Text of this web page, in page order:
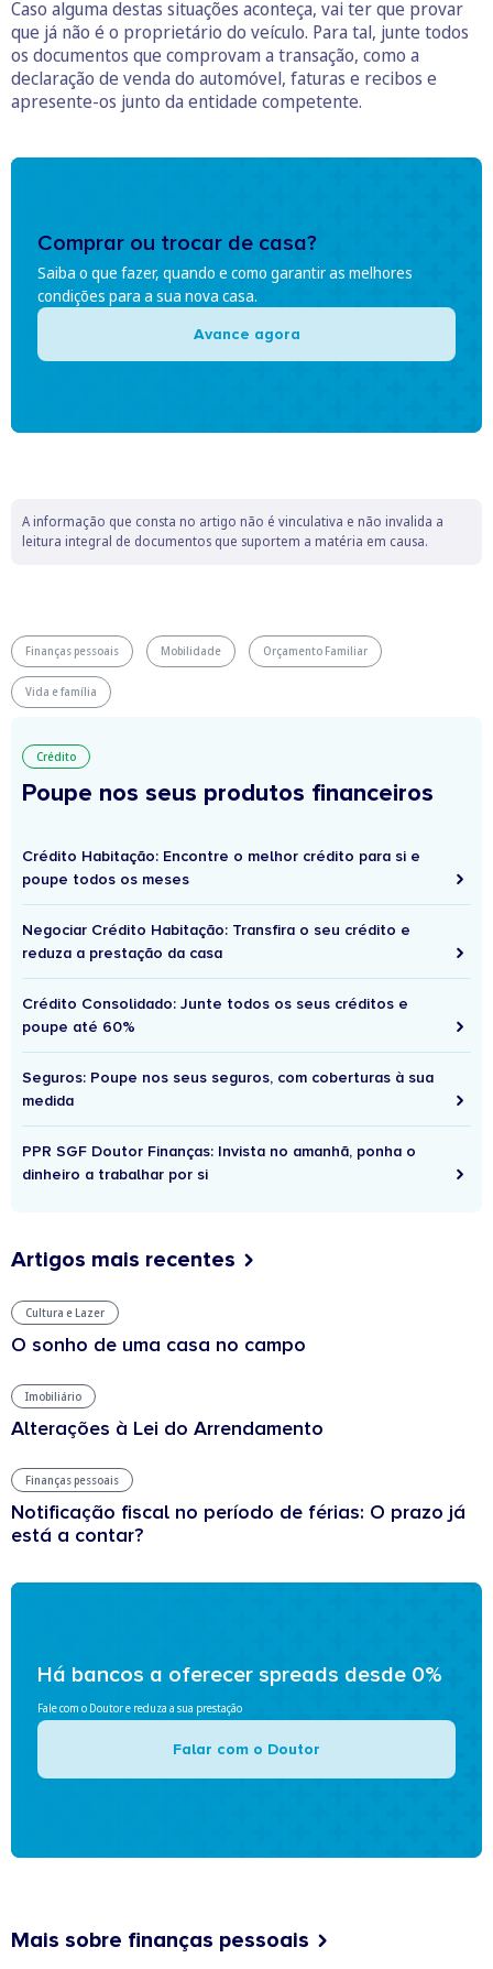
Caso alguma destas situações aconteça, vai ter que provar
que já não é o proprietário do veículo. Para tal, junte todos
os documentos que comprovam a transação, como a
declaração de venda do automóvel, faturas e recibos e
apresente-os junto da entidade competente.
Comprar ou trocar de casa?
Saiba o que fazer, quando e como garantir as melhores
condições para a sua nova casa.
Avance agora
A informação que consta no artigo não é vinculativa e não invalida a
leitura integral de documentos que suportem a matéria em causa.
Finanças pessoais Mobilidade Orçamento Familiar
Vida e família
Crédito
Poupe nos seus produtos financeiros
Crédito Habitação: Encontre o melhor crédito para si e
poupe todos os meses
Negociar Crédito Habitação: Transfira o seu crédito e
reduza a prestação da casa
Crédito Consolidado: Junte todos os seus créditos e
poupe até 60%
Seguros: Poupe nos seus seguros, com coberturas à sua
medida
PPR SGF Doutor Finanças: Invista no amanhã, ponha o
dinheiro a trabalhar por si
Artigos mais recentes
Cultura e Lazer
O sonho de uma casa no campo
Imobiliário
Alterações à Lei do Arrendamento
Finanças pessoais
Notificação fiscal no período de férias: O prazo já
está a contar?
Há bancos a oferecer spreads desde 0%
Fale com o Doutor e reduza a sua prestação
Falar com o Doutor
Mais sobre finanças pessoais